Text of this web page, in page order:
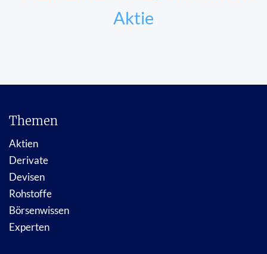
Aktie
Themen
Aktien
Derivate
Devisen
Rohstoffe
Börsenwissen
Experten